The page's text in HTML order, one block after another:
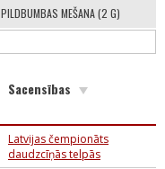
PILDBUMBAS MEŠANA (2 G)
Sacensības
Latvijas čempionāts
daudzcīņās telpās